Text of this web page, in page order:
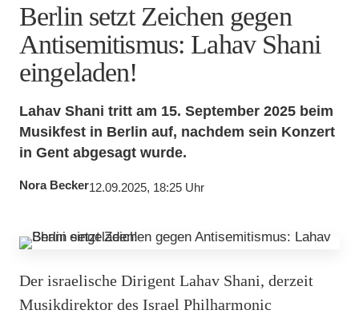
Berlin setzt Zeichen gegen
Antisemitismus: Lahav Shani
eingeladen!
Lahav Shani tritt am 15. September 2025 beim
Musikfest in Berlin auf, nachdem sein Konzert
in Gent abgesagt wurde.
Nora Becker12.09.2025, 18:25 Uhr
Der israelische Dirigent Lahav Shani, derzeit
Musikdirektor des Israel Philharmonic